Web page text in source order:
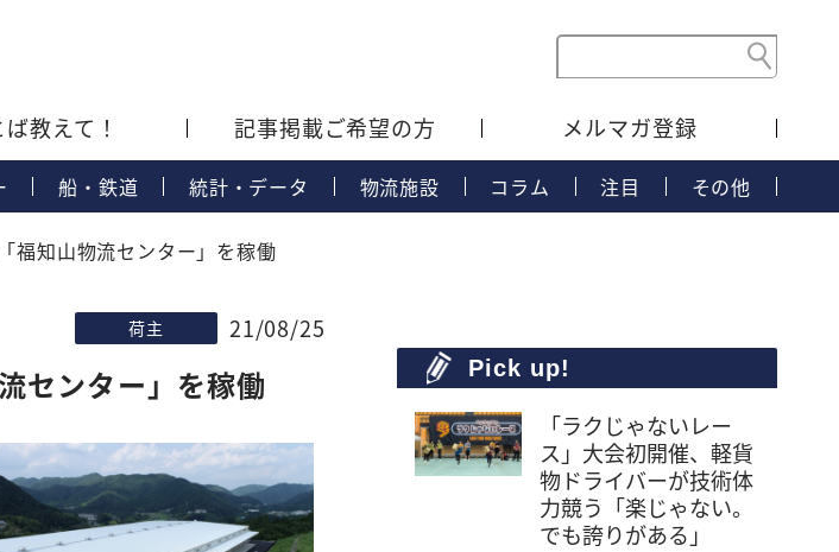
ば教えて！ 記事掲載ご希望の方 メルマガ登録
船・鉄道 統計・データ 物流施設 コラム 注目 その他
福知山物流センター」を稼働
荷主 21/08/25
センター」を稼働 Pick up!
「ラクじゃないレー
ス」大会初開催、軽貨
物ドライバーが技術体
力競う「楽じゃない。
でも誇りがある」